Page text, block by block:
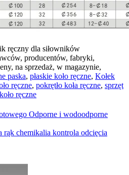
ręczny dla siłowników
producentów, fabryki,
na sprzedaż, w magazynie,
paska, płaskie koło ręczne, Kołek
ręczne, pokrętło koła ręczne, sprzęt
ręczne
Odporne i wodoodporne
rąk chemikalia kontrola odcięcia